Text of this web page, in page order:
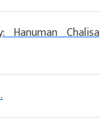
Hanuman Chalisa